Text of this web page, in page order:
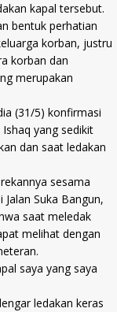
kapal tersebut.
bentuk perhatian
korban, justru
korban dan
merupakan
(31/5) konfirmasi
yang sedikit
dan saat ledakan
sesama
Suka Bangun,
saat meledak
melihat dengan
saya yang saya
ledakan keras